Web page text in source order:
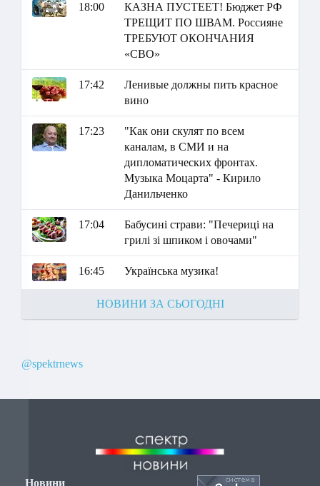
18:00
КАЗНА ПУСТЕЕТ! Бюджет РФ
ТРЕЩИТ ПО ШВАМ. Россияне
ТРЕБУЮТ ОКОНЧАНИЯ
«СВО»
17:42
Ленивые должны пить красное
вино
17:23
"Как они скулят по всем
каналам, в СМИ и на
дипломатических фронтах.
Музыка Моцарта" - Кирило
Данильченко
17:04
Бабусині страви: "Печериці на
грилі зі шпиком і овочами"
16:45 Українська музика!
НОВИНИ ЗА СЬОГОДНІ
@spektrnews
Новини